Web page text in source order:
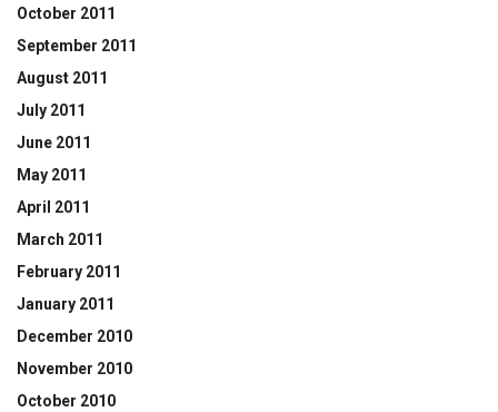
October 2011
September 2011
August 2011
July 2011
June 2011
May 2011
April 2011
March 2011
February 2011
January 2011
December 2010
November 2010
October 2010